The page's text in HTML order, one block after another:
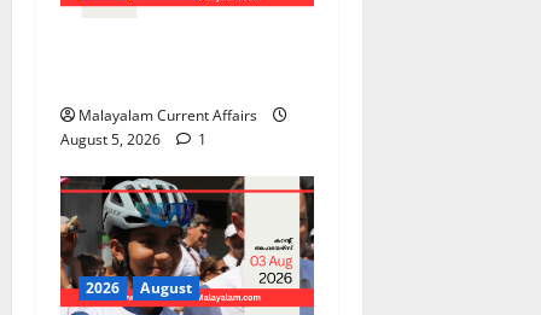
Malayalam Current Affairs
August 5, 2026
1
2026 August